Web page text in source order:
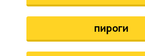
пироги